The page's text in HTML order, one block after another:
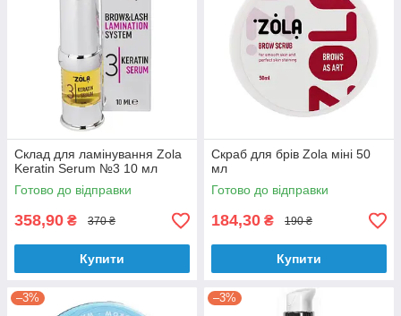
Склад для ламінування Zola
Keratin Serum №3 10 мл
Готово до відправки
358,90 ₴ 370 ₴
Купити
Скраб для брів Zola міні 50
мл
Готово до відправки
184,30 ₴ 190 ₴
Купити
–3% –3%